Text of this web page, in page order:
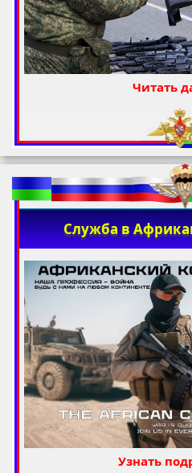
Читать
Служба в
Узнать